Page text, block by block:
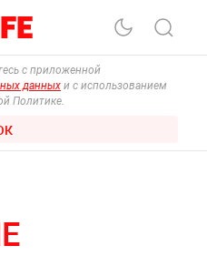
с приложенной
данных и с использованием
Политике.